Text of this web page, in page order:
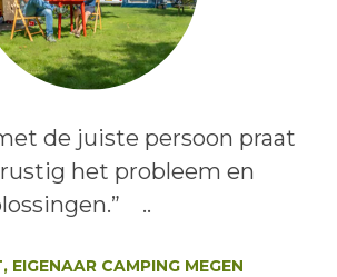
de juiste persoon praat
het probleem en
..
EIGENAAR CAMPING MEGEN